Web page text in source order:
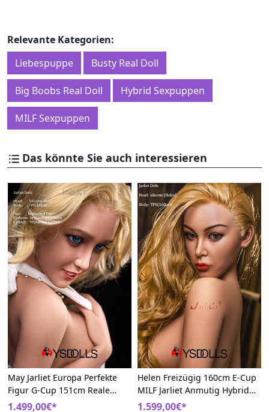
Relevante Kategorien:
Liebespuppe
Busty Real Doll
Big Boobs Real Doll Hybrid Sexpuppen
MILF Sexpuppen
Das könnte Sie auch interessieren
May Jarliet Europa Perfekte
Figur G-Cup 151cm Reale
Blond Hybrid Sexpuppe
1.499,00€*
Helen Freizügig 160cm E-Cup
MILF Jarliet Anmutig Hybrid
Real Doll
1.599,00€*